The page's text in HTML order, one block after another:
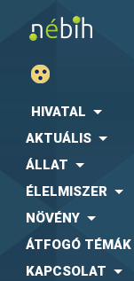
HIVATAL
AKTUÁLIS
ÁLLAT
ÉLELMISZER
NÖVÉNY
ÁTFOGÓ TÉMÁK
KAPCSOLAT